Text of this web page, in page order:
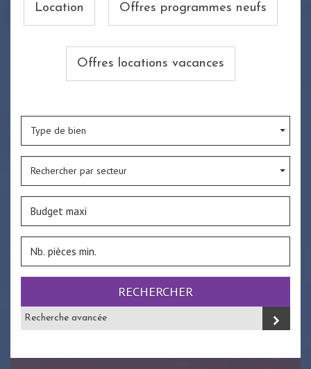
Location Offres programmes neufs
Offres locations vacances
Type de bien
Rechercher par secteur
RECHERCHER
Recherche avancée